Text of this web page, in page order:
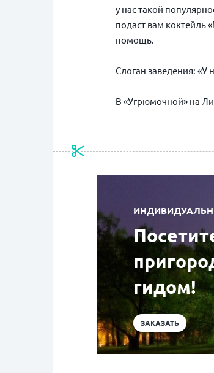
у нас такой
подаст вам коктейль
помощь.
Слоган заведения: «У
В «Угрюмочной»на
гидом!
ЗАКАЗАТЬ